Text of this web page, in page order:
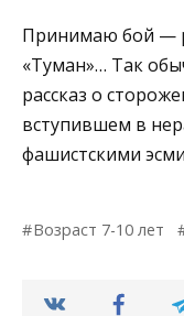
Принимаю бой —
«Туман»… Так
рассказ о
вступившем в
фашистскими
Возраст 7-10 лет